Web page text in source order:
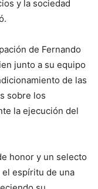
y la sociedad
de Fernando
junto a su equipo
de las
sobre los
la ejecución del
honor y un selecto
espíritu de una